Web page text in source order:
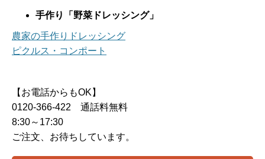
手作り「野菜ドレッシング」
農家の手作りドレッシング
ピクルス・コンポート
【お電話からもOK】
0120-366-422 通話料無料
8:30～17:30
ご注文、お待ちしています。